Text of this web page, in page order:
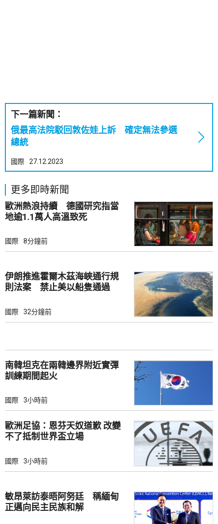
下一篇新聞：
俄最高法院駁回敦佐娃上訴 確定無法參選
總統
國際 27.12.2023
更多即時新聞
歐洲熱浪持續 德國研究指當
地逾1.1萬人高溫致死
國際 8分鐘前
伊朗推進霍爾木茲海峽通行規
則法案 禁止美以船隻通過
國際 32分鐘前
南韓坦克在兩韓邊界附近實彈
訓練期間起火
國際 3小時前
歐洲足協：恩芬天奴道歉 改變
不了抵制世界盃立場
國際 3小時前
敏昂萊訪泰晤阿努廷 稱緬甸
正邁向民主民族和解